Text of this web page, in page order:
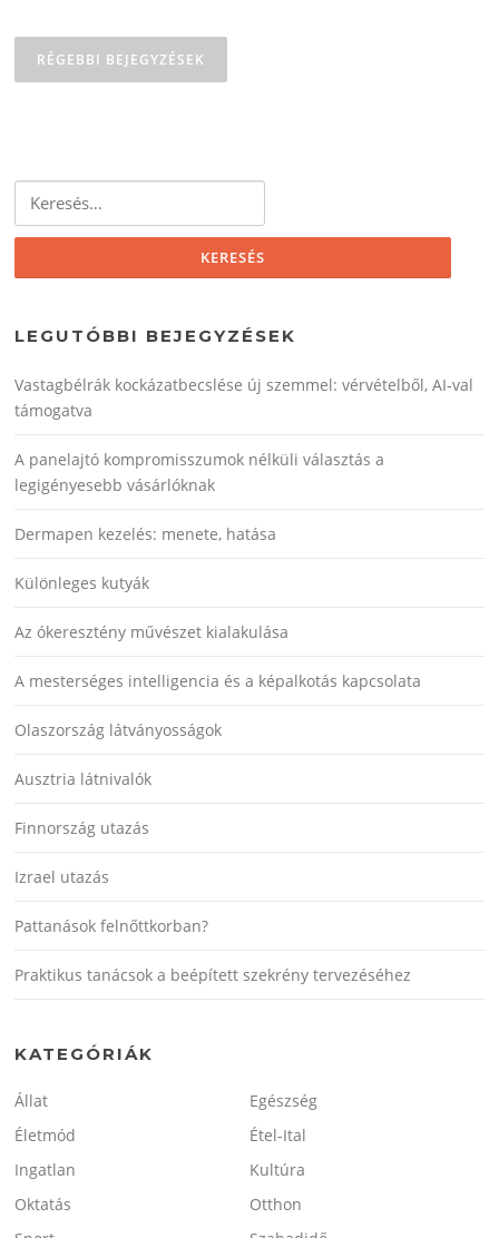
navigáció
RÉGEBBI BEJEGYZÉSEK
LEGUTÓBBI BEJEGYZÉSEK
Vastagbélrák kockázatbecslése új szemmel: vérvételből, AI‑val
támogatva
A panelajtó kompromisszumok nélküli választás a
legigényesebb vásárlóknak
Dermapen kezelés: menete, hatása
Különleges kutyák
Az ókeresztény művészet kialakulása
A mesterséges intelligencia és a képalkotás kapcsolata
Olaszország látványosságok
Ausztria látnivalók
Finnország utazás
Izrael utazás
Pattanások felnőttkorban?
Praktikus tanácsok a beépített szekrény tervezéséhez
KATEGÓRIÁK
Állat
Egészség
Életmód
Étel-Ital
Ingatlan
Kultúra
Oktatás
Otthon